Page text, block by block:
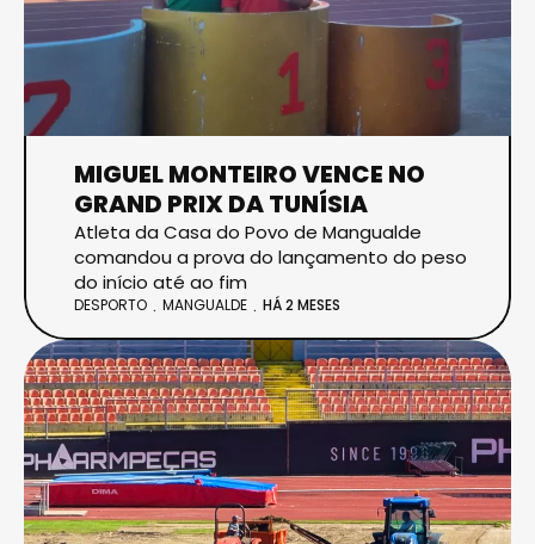
MIGUEL MONTEIRO VENCE NO
GRAND PRIX DA TUNÍSIA
Atleta da Casa do Povo de Mangualde
comandou a prova do lançamento do peso
do início até ao fim
DESPORTO MANGUALDE HÁ 2 MESES